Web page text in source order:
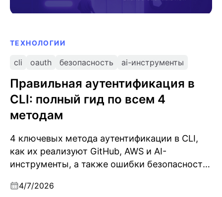
ТЕХНОЛОГИИ
cli oauth безопасность ai-инструменты
Правильная аутентификация в
CLI: полный гид по всем 4
методам
4 ключевых метода аутентификации в CLI,
как их реализуют GitHub, AWS и AI-
инструменты, а также ошибки безопасности,
4/7/2026